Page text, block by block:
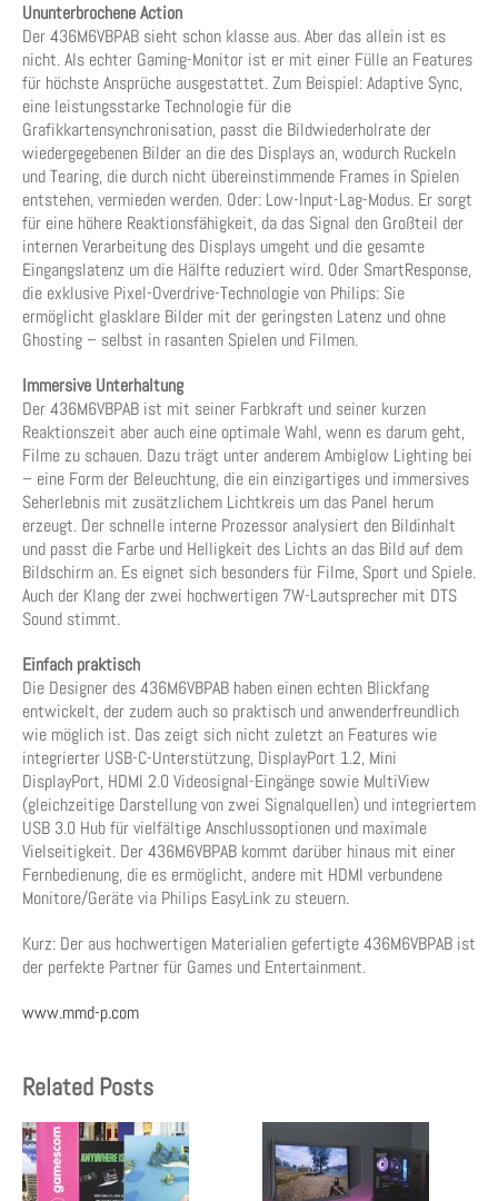
Ununterbrochene Action
Der 436M6VBPAB sieht schon klasse aus. Aber das allein ist es
nicht. Als echter Gaming-Monitor ist er mit einer Fülle an Features
für höchste Ansprüche ausgestattet. Zum Beispiel: Adaptive Sync,
eine leistungsstarke Technologie für die
Grafikkartensynchronisation, passt die Bildwiederholrate der
wiedergegebenen Bilder an die des Displays an, wodurch Ruckeln
und Tearing, die durch nicht übereinstimmende Frames in Spielen
entstehen, vermieden werden. Oder: Low-Input-Lag-Modus. Er sorgt
für eine höhere Reaktionsfähigkeit, da das Signal den Großteil der
internen Verarbeitung des Displays umgeht und die gesamte
Eingangslatenz um die Hälfte reduziert wird. Oder SmartResponse,
die exklusive Pixel-Overdrive-Technologie von Philips: Sie
ermöglicht glasklare Bilder mit der geringsten Latenz und ohne
Ghosting – selbst in rasanten Spielen und Filmen.
Immersive Unterhaltung
Der 436M6VBPAB ist mit seiner Farbkraft und seiner kurzen
Reaktionszeit aber auch eine optimale Wahl, wenn es darum geht,
Filme zu schauen. Dazu trägt unter anderem Ambiglow Lighting bei
– eine Form der Beleuchtung, die ein einzigartiges und immersives
Seherlebnis mit zusätzlichem Lichtkreis um das Panel herum
erzeugt. Der schnelle interne Prozessor analysiert den Bildinhalt
und passt die Farbe und Helligkeit des Lichts an das Bild auf dem
Bildschirm an. Es eignet sich besonders für Filme, Sport und Spiele.
Auch der Klang der zwei hochwertigen 7W-Lautsprecher mit DTS
Sound stimmt.
Einfach praktisch
Die Designer des 436M6VBPAB haben einen echten Blickfang
entwickelt, der zudem auch so praktisch und anwenderfreundlich
wie möglich ist. Das zeigt sich nicht zuletzt an Features wie
integrierter USB-C-Unterstützung, DisplayPort 1.2, Mini
DisplayPort, HDMI 2.0 Videosignal-Eingänge sowie MultiView
(gleichzeitige Darstellung von zwei Signalquellen) und integriertem
USB 3.0 Hub für vielfältige Anschlussoptionen und maximale
Vielseitigkeit. Der 436M6VBPAB kommt darüber hinaus mit einer
Fernbedienung, die es ermöglicht, andere mit HDMI verbundene
Monitore/Geräte via Philips EasyLink zu steuern.
Kurz: Der aus hochwertigen Materialien gefertigte 436M6VBPAB ist
der perfekte Partner für Games und Entertainment.
www.mmd-p.com
Related Posts